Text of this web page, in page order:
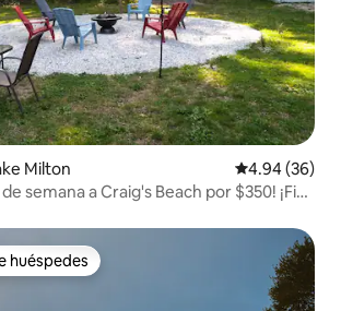
Milton Calificación
4.94 (36)
semana a Craig's Beach por $350! ¡Fin
Favorito entre huéspedes
huéspedes